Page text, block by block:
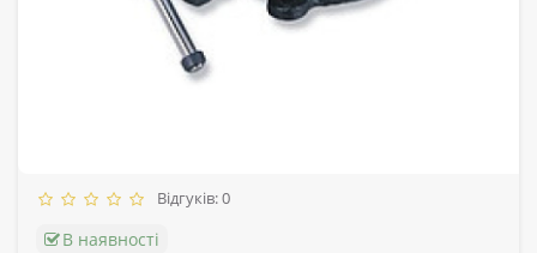
Відгуків: 0
В наявності